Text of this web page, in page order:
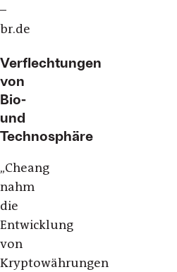
–
br.de
Verflechtungen
von
Bio-
und
Technosphäre
„Cheang
nahm
die
Entwicklung
von
Kryptowährungen